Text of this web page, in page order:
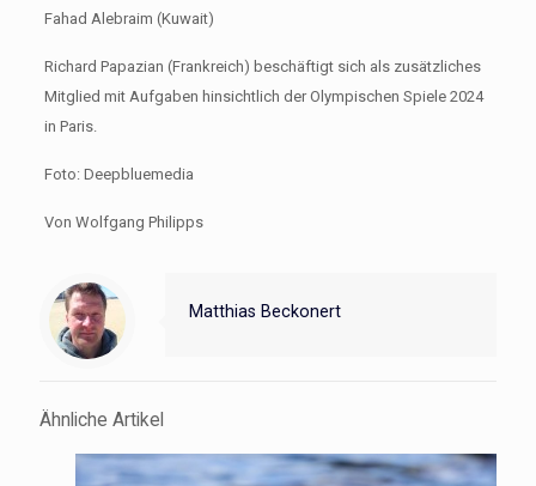
Fahad Alebraim (Kuwait)
Richard Papazian (Frankreich) beschäftigt sich als zusätzliches
Mitglied mit Aufgaben hinsichtlich der Olympischen Spiele 2024
in Paris.
Foto: Deepbluemedia
Von Wolfgang Philipps
Matthias Beckonert
Ähnliche Artikel